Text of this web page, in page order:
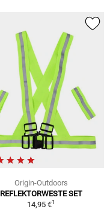
Origin-Outdoors
REFLEKTORWESTE SET
14,95 €1